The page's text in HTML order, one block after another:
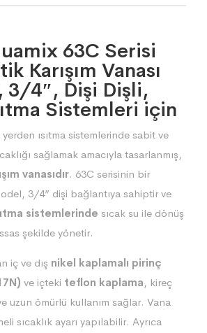
63C Serisi
Karışım Vanası
3/4″, Dişi Dişli,
Sistemleri için
yerden ısıtma sistemlerinde sabit ve
sağlamak amacıyla tasarlanmış,
vanasıdır. 63C serisinin bir
3/4” dişi bağlantıya sahiptir ve
sistemlerinde sıcak su ile dönüş
şekilde yönetir.
iç ve dış nikel kaplamalı pirinç
ve içteki teflon kaplama, kireç
uzun ömürlü kullanım sağlar. Vana
sıcaklık ayarı yapılabilir. Ayrıca